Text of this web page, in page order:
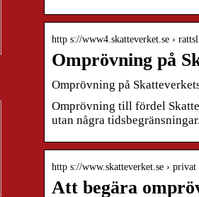
http s://www4.skatteverket.se ›
Omprövning på
Omprövning på
Omprövning till fördel
utan några tidsbegränsningar.
http s://www.skatteverket.se › privat
Att begära